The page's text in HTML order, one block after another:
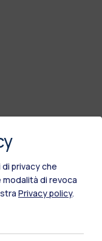
privacy che
di revoca
Privacy policy.